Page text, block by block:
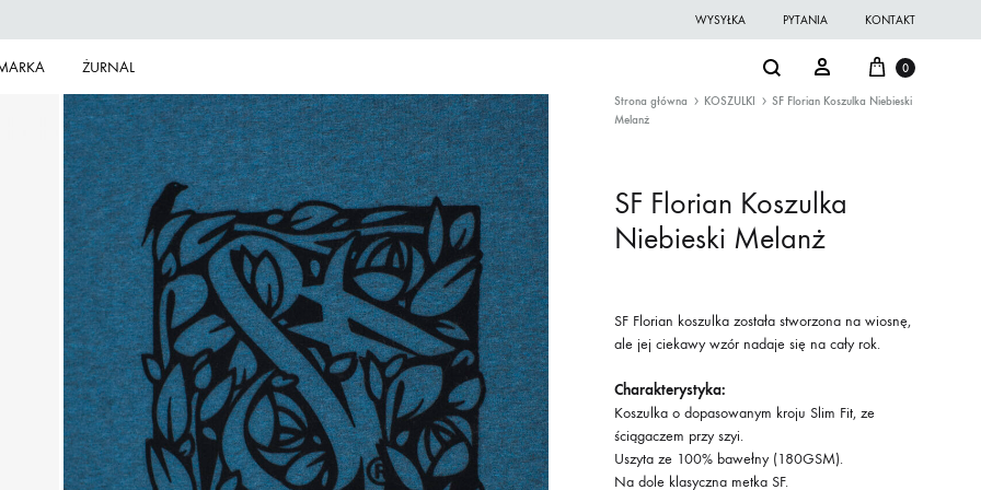
WYSYŁKA PYTANIA KONTAKT
DASZKIEM
ŻURNAL Search Sign in Cart
0
Strona główna KOSZULKI
SF Florian Koszulka Niebieski
Melanż
SF Florian Koszulka
Niebieski Melanż
SF Florian koszulka została stworzona na wiosnę,
ale jej ciekawy wzór nadaje się na cały rok.
Charakterystyka:
Koszulka o dopasowanym kroju Slim Fit, ze
ściągaczem przy szyi.
Uszyta ze 100% bawełny (180GSM).
Na dole klasyczna metka SF.